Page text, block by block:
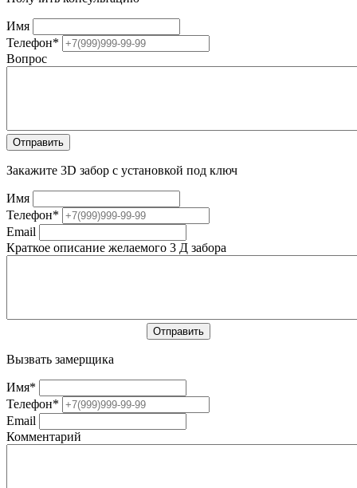
Имя
Телефон*
Вопрос
Закажите 3D забор с установкой под ключ
Имя
Телефон*
Email
Краткое описание желаемого 3 Д забора
Вызвать замерщика
Имя*
Телефон*
Email
Комментарий